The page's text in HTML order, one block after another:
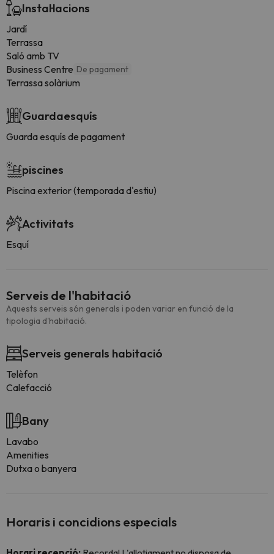
Instal·lacions
Jardí
Terrassa
Saló amb TV
Business Centre De pagament
Terrassa solàrium
Guardaesquís
Guarda esquís de pagament
piscines
Piscina exterior (temporada d'estiu)
Activitats
Esquí
Serveis de l'habitació
Aquests serveis són generals i poden variar en funció de la
tipologia d'habitació.
Serveis generals habitació
Telèfon
Calefacció
Bany
Lavabo
Amenities
Dutxa o banyera
Horaris i concidions especials